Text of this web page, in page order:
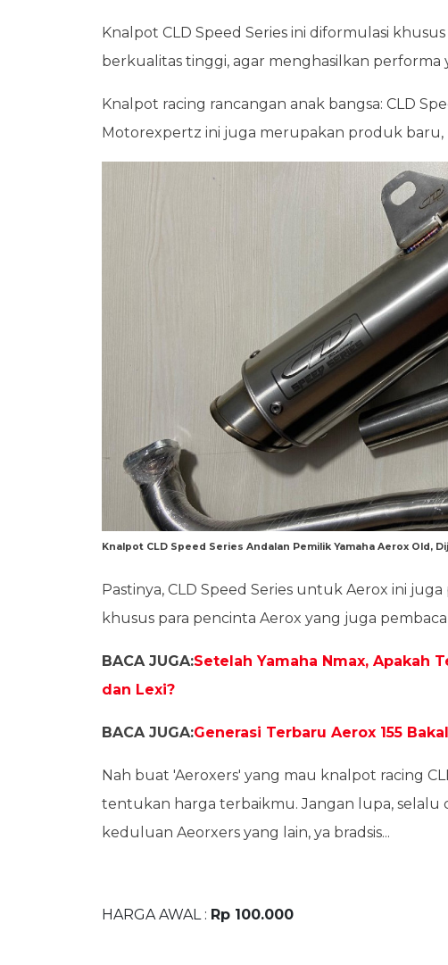
Knalpot CLD Speed Series ini diformulasi
berkualitas tinggi, agar menghasilkan performa
Knalpot racing rancangan anak bangsa: CLD
Motorexpertz ini juga merupakan produk baru,
Knalpot CLD Speed Series Andalan Pemilik Yamaha Aerox Old,
Pastinya, CLD Speed Series untuk Aerox ini
khusus para pencinta Aerox yang juga
BACA JUGA:Setelah Yamaha Nmax, Apakah
dan Lexi?
BACA JUGA:Generasi Terbaru Aerox 155
Nah buat 'Aeroxers' yang mau knalpot racing
tentukan harga terbaikmu. Jangan lupa, selalu
keduluan Aeorxers yang lain, ya bradsis...
HARGA AWAL : Rp 100.000